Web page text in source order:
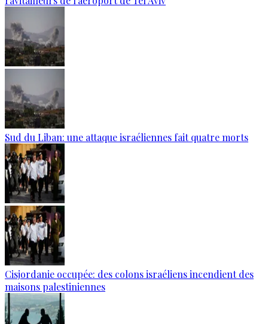
Sud du Liban: une attaque israéliennes fait quatre morts
Cisjordanie occupée: des colons israéliens incendient des
maisons palestiniennes